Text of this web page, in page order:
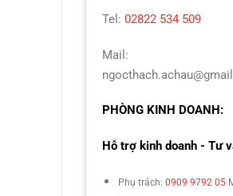
Tel: 02822 534 509
Mail:
PHÒNG KINH DOANH:
Hỗ trợ kinh doanh - Tư
Phụ trách: 0909 9792 05